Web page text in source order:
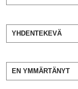
YHDENTEKEVÄ
EN YMMÄRTÄNYT